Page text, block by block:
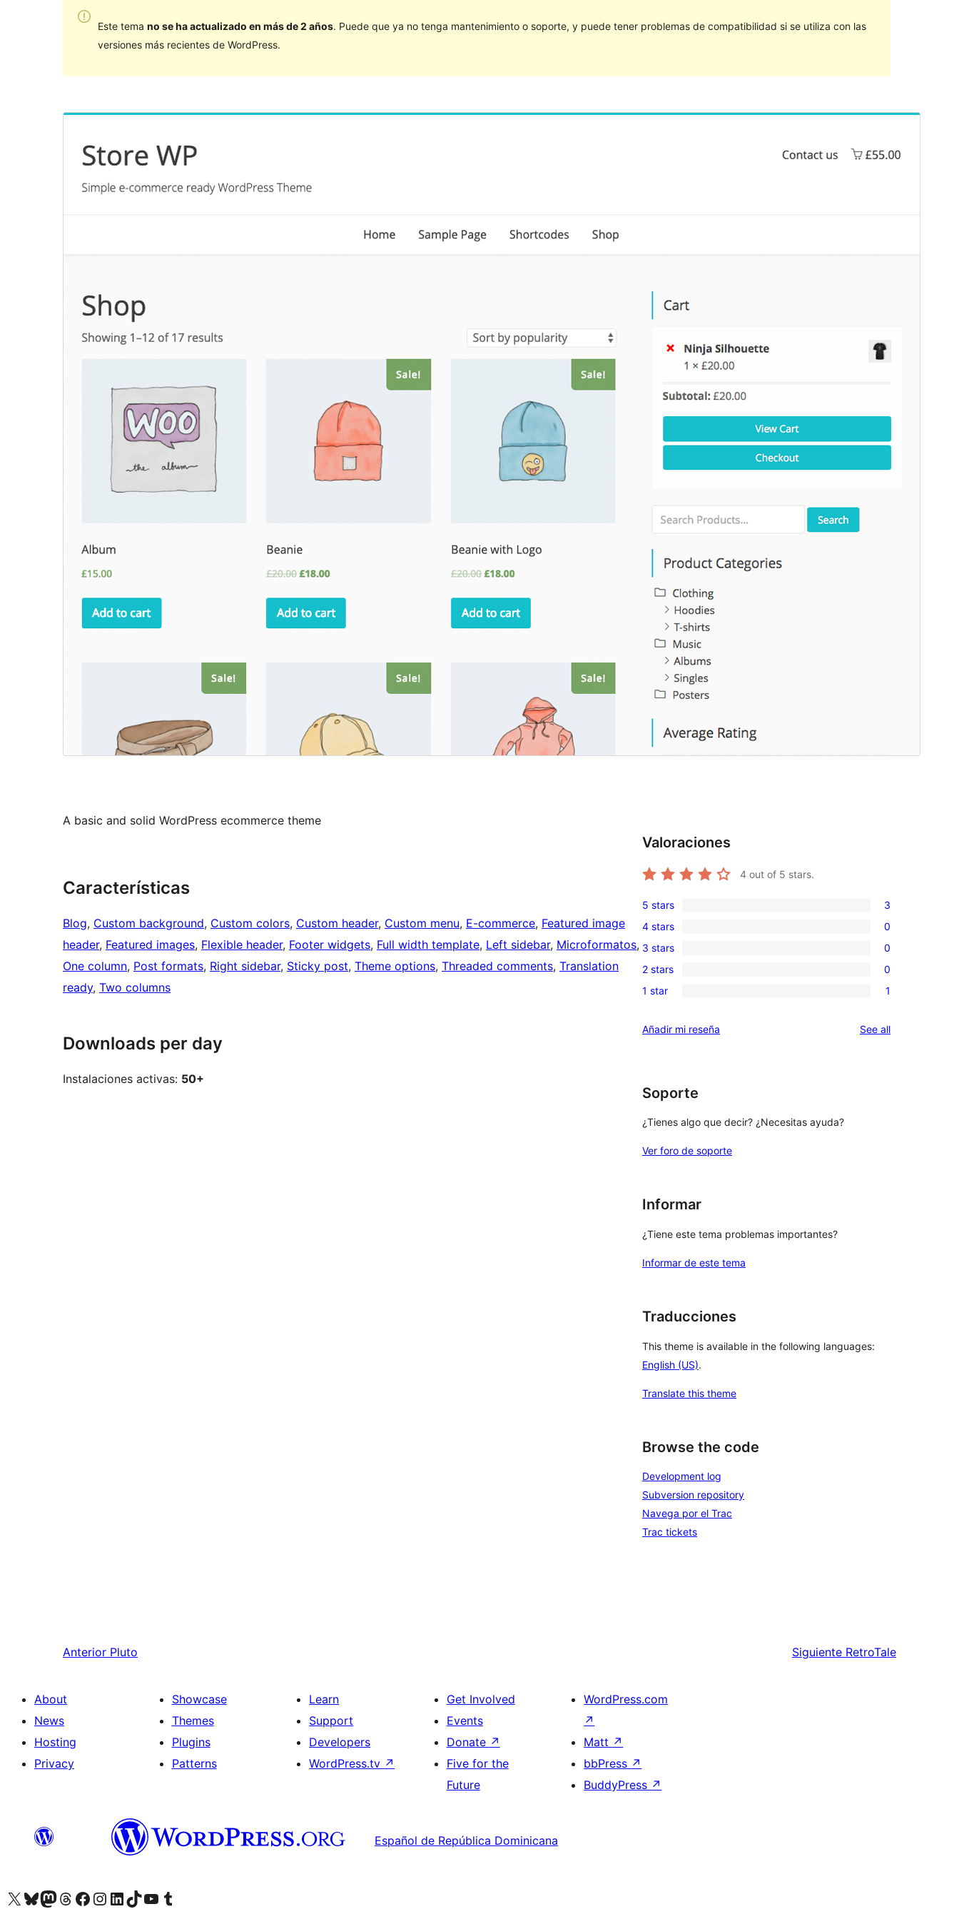
Este tema no se ha actualizado en más de 2 años. Puede que ya no tenga mantenimiento o soporte, y puede tener problemas de compatibilidad si se utiliza con las
versiones más recientes de WordPress.
1.37
A basic and solid WordPress ecommerce theme
Características
Blog, Custom background, Custom colors, Custom header, Custom menu, E-commerce, Featured image
header, Featured images, Flexible header, Footer widgets, Full width template, Left sidebar, Microformatos
One column, Post formats, Right sidebar, Sticky post, Theme options, Threaded comments, Translation
ready, Two columns
Downloads per day
Instalaciones activas: 50+
Valoraciones
4 out of 5 stars.
3
5-
star
reviews
5 stars 3
0
4-
star
reviews
4 stars 0
0
3-
star
3 stars 0
0
2-
reviews
2 stars 0
1
star
1 star 1
Añadir mi reseña See allreviews
Soporte
¿Tienes algo que decir? ¿Necesitas ayuda?
Ver foro de soporte
Informar
¿Tiene este tema problemas importantes?
Informar de este tema
Traducciones
This theme is available in the following languages:
English (US).
Translate this theme
Browse the code
Development log
Subversion repository
Navega por el Trac
Trac tickets
Anterior Pluto Siguiente RetroTale
About
News
Hosting
Privacy
Showcase
Themes
Plugins
Patterns
Learn
Support
Developers
WordPress.tv ↗
Get Involved
Events
Donate ↗
Five for the
Future
WordPress.com
↗
Matt ↗
bbPress ↗
BuddyPress ↗
Español de República Dominicana
Visit our X (formerly Twitter) account
Visit our Bluesky account
Visit our Mastodon account
Visit our Threads account
Visit our Facebook page
Visit our Instagram account
Visit our LinkedIn account
Visit our TikTok account
Visit our YouTube channel
Visit our Tumblr account